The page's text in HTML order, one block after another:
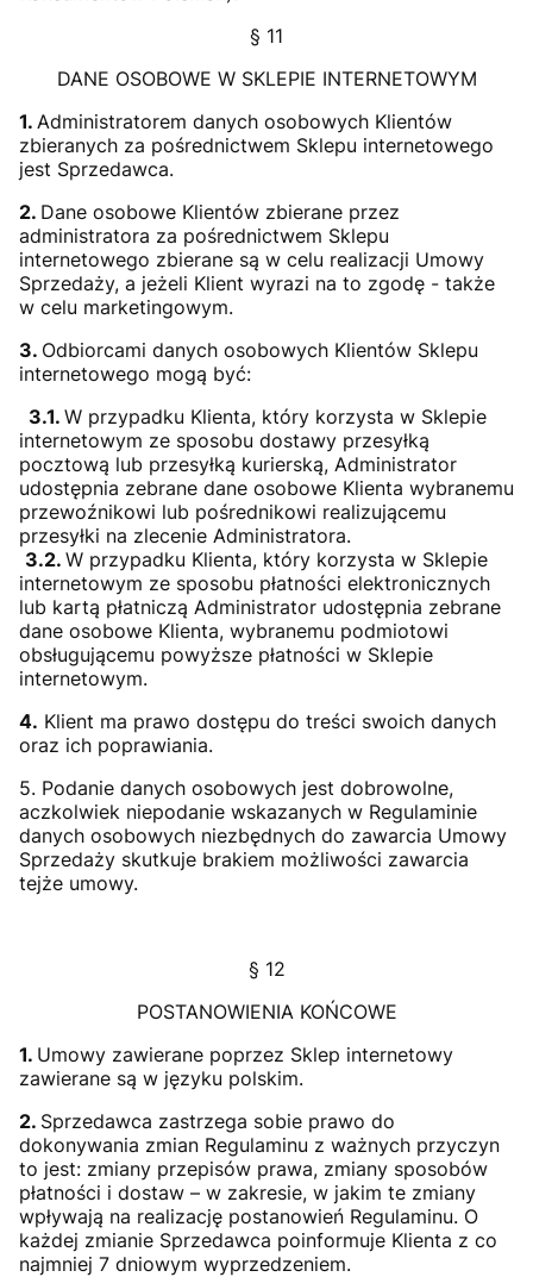
§ 11
DANE OSOBOWE W SKLEPIE INTERNETOWYM
1. Administratorem danych osobowych Klientów
zbieranych za pośrednictwem Sklepu internetowego
jest Sprzedawca.
2. Dane osobowe Klientów zbierane przez
administratora za pośrednictwem Sklepu
internetowego zbierane są w celu realizacji Umowy
Sprzedaży, a jeżeli Klient wyrazi na to zgodę - także
w celu marketingowym.
3. Odbiorcami danych osobowych Klientów Sklepu
internetowego mogą być:
3.1. W przypadku Klienta, który korzysta w Sklepie
internetowym ze sposobu dostawy przesyłką
pocztową lub przesyłką kurierską, Administrator
udostępnia zebrane dane osobowe Klienta wybranemu
przewoźnikowi lub pośrednikowi realizującemu
przesyłki na zlecenie Administratora.
3.2. W przypadku Klienta, który korzysta w Sklepie
internetowym ze sposobu płatności elektronicznych
lub kartą płatniczą Administrator udostępnia zebrane
dane osobowe Klienta, wybranemu podmiotowi
obsługującemu powyższe płatności w Sklepie
internetowym.
4. Klient ma prawo dostępu do treści swoich danych
oraz ich poprawiania.
5. Podanie danych osobowych jest dobrowolne,
aczkolwiek niepodanie wskazanych w Regulaminie
danych osobowych niezbędnych do zawarcia Umowy
Sprzedaży skutkuje brakiem możliwości zawarcia
tejże umowy.
§ 12
POSTANOWIENIA KOŃCOWE
1. Umowy zawierane poprzez Sklep internetowy
zawierane są w języku polskim.
2. Sprzedawca zastrzega sobie prawo do
dokonywania zmian Regulaminu z ważnych przyczyn
to jest: zmiany przepisów prawa, zmiany sposobów
płatności i dostaw – w zakresie, w jakim te zmiany
wpływają na realizację postanowień Regulaminu. O
każdej zmianie Sprzedawca poinformuje Klienta z co
najmniej 7 dniowym wyprzedzeniem.